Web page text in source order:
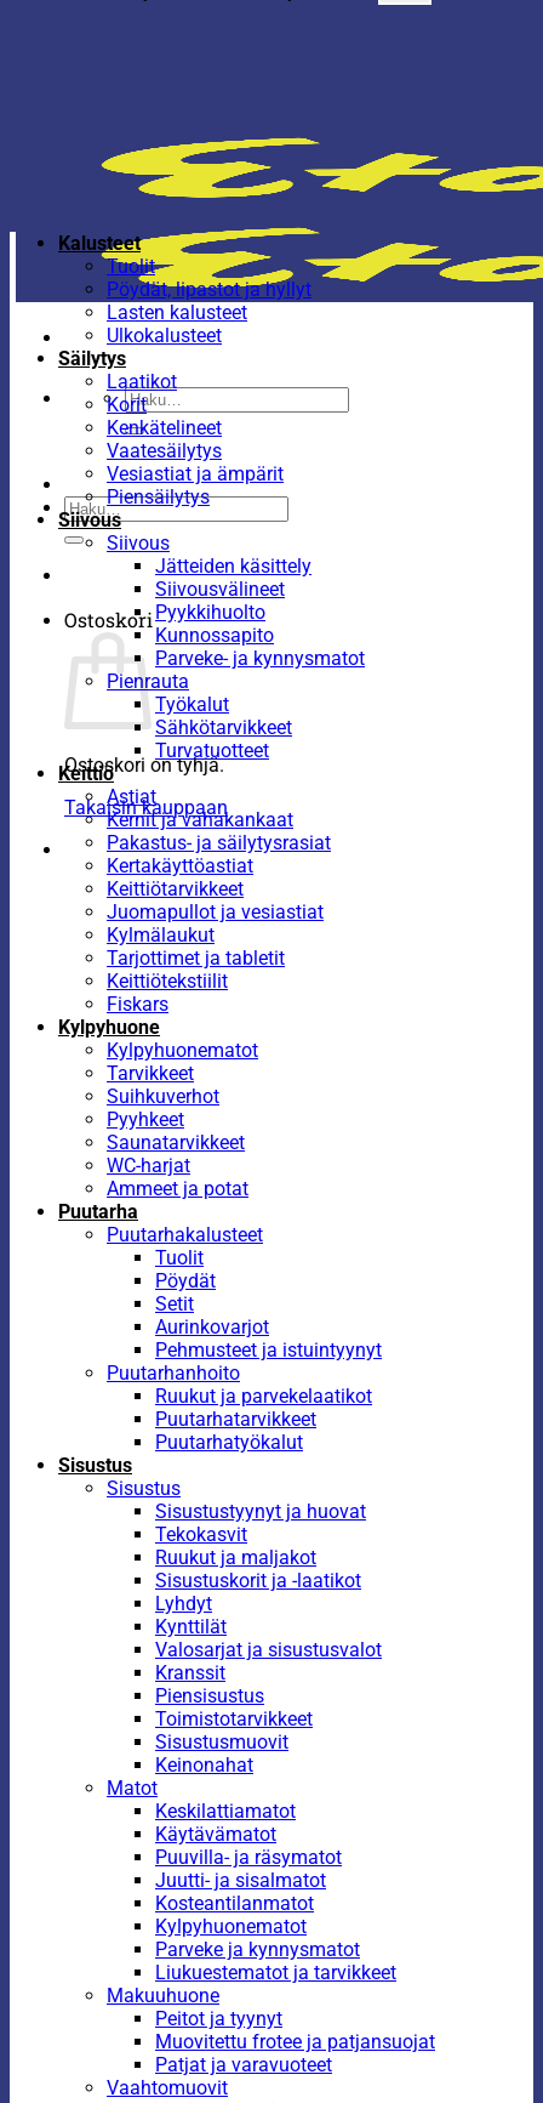
Etsi:
Etsi:
Ostoskori
Ostoskori on tyhjä.
Takaisin kauppaan
Kalusteet
Tuolit
Pöydät, lipastot ja hyllyt
Lasten kalusteet
Ulkokalusteet
Säilytys
Laatikot
Korit
Kenkätelineet
Vaatesäilytys
Vesiastiat ja ämpärit
Piensäilytys
Siivous
Siivous
Jätteiden käsittely
Siivousvälineet
Pyykkihuolto
Kunnossapito
Parveke- ja kynnysmatot
Pienrauta
Työkalut
Sähkötarvikkeet
Turvatuotteet
Keittiö
Astiat
Kernit ja vahakankaat
Pakastus- ja säilytysrasiat
Kertakäyttöastiat
Keittiötarvikkeet
Juomapullot ja vesiastiat
Kylmälaukut
Tarjottimet ja tabletit
Keittiötekstiilit
Fiskars
Kylpyhuone
Kylpyhuonematot
Tarvikkeet
Suihkuverhot
Pyyhkeet
Saunatarvikkeet
WC-harjat
Ammeet ja potat
Puutarha
Puutarhakalusteet
Tuolit
Pöydät
Setit
Aurinkovarjot
Pehmusteet ja istuintyynyt
Puutarhanhoito
Ruukut ja parvekelaatikot
Puutarhatarvikkeet
Puutarhatyökalut
Sisustus
Sisustus
Sisustustyynyt ja huovat
Tekokasvit
Ruukut ja maljakot
Sisustuskorit ja -laatikot
Lyhdyt
Kynttilät
Valosarjat ja sisustusvalot
Kranssit
Piensisustus
Toimistotarvikkeet
Sisustusmuovit
Keinonahat
Matot
Keskilattiamatot
Käytävämatot
Puuvilla- ja räsymatot
Juutti- ja sisalmatot
Kosteantilanmatot
Kylpyhuonematot
Parveke ja kynnysmatot
Liukuestematot ja tarvikkeet
Makuuhuone
Peitot ja tyynyt
Muovitettu frotee ja patjansuojat
Patjat ja varavuoteet
Vaahtomuovit